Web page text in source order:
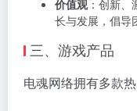
价值观：创新、
长与发展，倡导
三、游戏产品
电魂网络拥有多款